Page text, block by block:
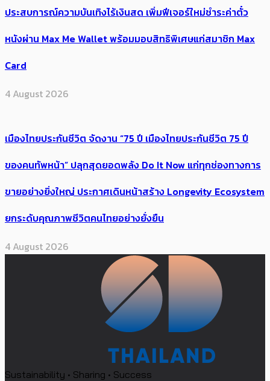
ประสบการณ์ความบันเทิงไร้เงินสด เพิ่มฟีเจอร์ใหม่ชำระค่าตั๋ว
หนังผ่าน Max Me Wallet พร้อมมอบสิทธิพิเศษแก่สมาชิก Max
Card
4 August 2026
เมืองไทยประกันชีวิต จัดงาน “75 ปี เมืองไทยประกันชีวิต 75 ปี
ของคนทัพหน้า” ปลุกสุดยอดพลัง Do It Now แก่ทุกช่องทางการ
ขายอย่างยิ่งใหญ่ ประกาศเดินหน้าสร้าง Longevity Ecosystem
ยกระดับคุณภาพชีวิตคนไทยอย่างยั่งยืน
4 August 2026
Sustainability • Sharing • Success